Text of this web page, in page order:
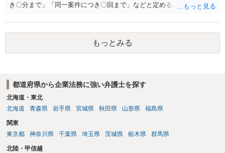
き〇分まで」「同一案件につき〇回まで」などと定める。 ・無料相談
ず、継続して対応する場合は「個別受任（有料契約）」が必要であ
る。 ・無料相談から個別の事件処理へ移行する場合は、弁護士と従業
員との間で必ず個別の委任契約書を締結し、着手金や報酬等の費用体
系を事前に明示する手続を義務付ける。 相談料が無料であっても、法
す。したがって、著しく不誠実な対応、放置、あるいは誤った不当な
回答を繰り返したような場合には、弁護士法上の誠実義務違反や品位
保持違反（弁護士法56条1項）として、弁護士会の懲戒対象となり得る
は、このウェブサイトで探す方法のほか、弁護士会や法律事務所に直
接問い合わせをする方法もあり得ると存じます。
もっとみる
都道府県から企業法務に強い弁護士を探す
北海道・東北
北海道
青森県 岩手県 宮城県 秋田県 山形県 福島県
関東
東京都
神奈川県 千葉県 埼玉県 茨城県 栃木県 群馬県
北陸・甲信越